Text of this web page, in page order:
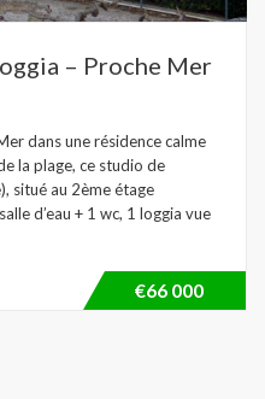
– Proche Mer
dans une résidence calme
la plage, ce studio de
situé au 2ème étage
d’eau + 1 wc, 1 loggia vue
€66 000